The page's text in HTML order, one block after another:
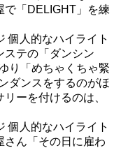
で「DELIGHT」を練
個人的なハイライト
ステの「ダンシン
り「めちゃくちゃ緊
ダンスをするのがほ
ーを付けるのは、
個人的なハイライト
さん「その日に雇わ